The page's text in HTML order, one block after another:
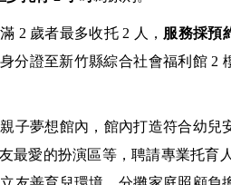
2 歲者最多收托 2 人， 服務採預
分證至新竹縣綜合社會福利館 2
子夢想館內，館內打造符合幼兒
最愛的扮演區等，聘請專業托育